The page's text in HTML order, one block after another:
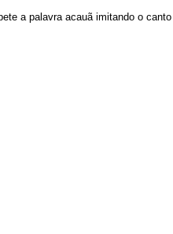
a palavra acauã imitando o